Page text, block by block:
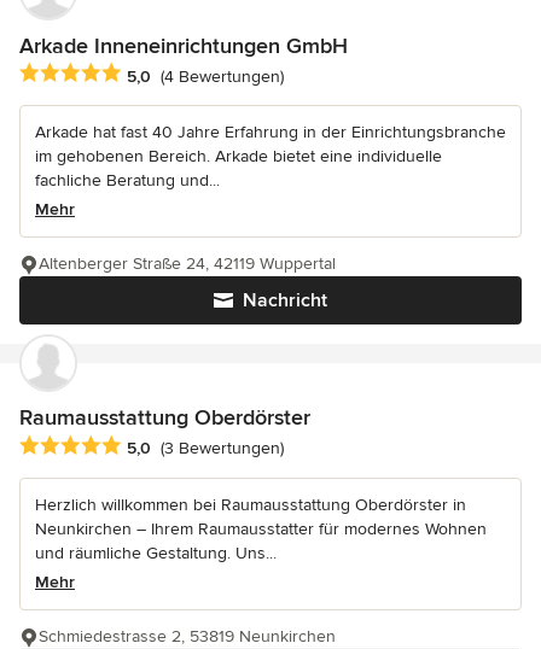
Arkade Inneneinrichtungen GmbH
Durchschnittliche Bewertung: 5 von 5 Sternen
5,0 (4 Bewertungen)
Arkade hat fast 40 Jahre Erfahrung in der Einrichtungsbranche
im gehobenen Bereich. Arkade bietet eine individuelle
fachliche Beratung und...
Mehr
Nachricht
Altenberger Straße 24, 42119 Wuppertal
Raumausstattung Oberdörster
Durchschnittliche Bewertung: 5 von 5 Sternen
5,0 (3 Bewertungen)
Herzlich willkommen bei Raumausstattung Oberdörster in
Neunkirchen – Ihrem Raumausstatter für modernes Wohnen
und räumliche Gestaltung. Uns...
Mehr
Schmiedestrasse 2, 53819 Neunkirchen